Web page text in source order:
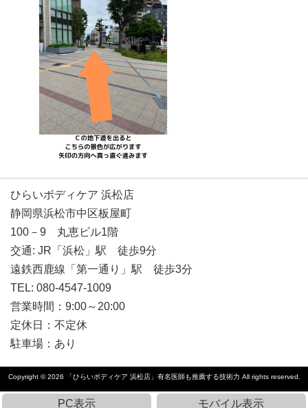
ひらいボディケア 浜松店
静岡県浜松市中区板屋町
100－9 丸恵ビル1階
交通: JR「浜松」駅 徒歩9分
遠鉄西鹿線「第一通り」駅 徒歩3分
TEL: 080-4547-1009
営業時間：9:00～20:00
定休日：不定休
駐車場：あり
Copyright © 2026 「ひらいボディケア 浜松店」有名医師も推薦する技術力 All rights reserved.
PC表示 モバイル表示